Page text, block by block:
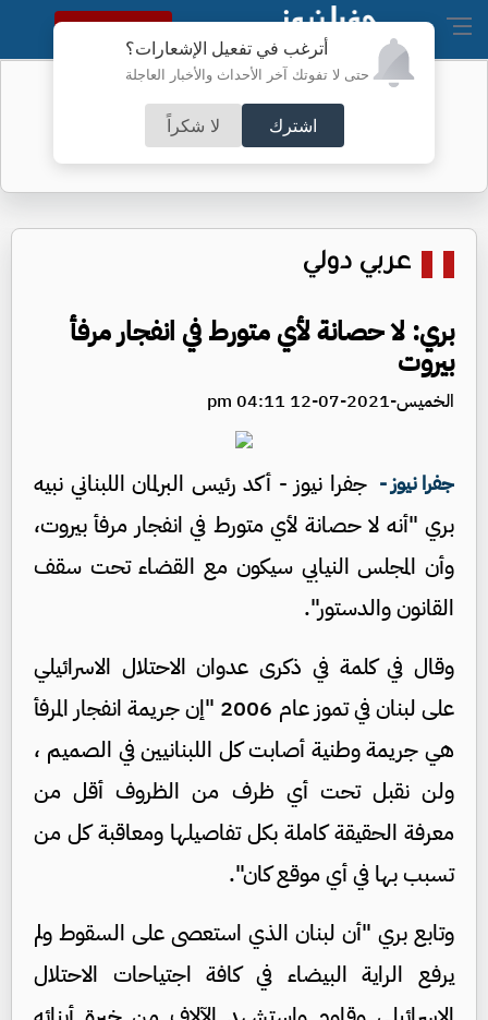
أترغب في تفعيل الإشعارات؟
حتى لا تفوتك آخر الأحداث والأخبار العاجلة
اشترك لا شكراً
النسخة الكاملة
عربي دولي
بري: لا حصانة لأي متورط في انفجار مرفأ
بيروت
الخميس-2021-07-12 04:11 pm
جفرا نيوز - جفرا نيوز - أكد رئيس البرلمان اللبناني نبيه
بري "أنه لا حصانة لأي متورط في انفجار مرفأ بيروت،
وأن المجلس النيابي سيكون مع القضاء تحت سقف
القانون والدستور".
وقال في كلمة في ذكرى عدوان الاحتلال الاسرائيلي
على لبنان في تموز عام 2006 "إن جريمة انفجار المرفأ
هي جريمة وطنية أصابت كل اللبنانيين في الصميم ،
ولن نقبل تحت أي ظرف من الظروف أقل من
معرفة الحقيقة كاملة بكل تفاصيلها ومعاقبة كل من
تسبب بها في أي موقع كان".
وتابع بري "أن لبنان الذي استعصى على السقوط ولم
يرفع الراية البيضاء في كافة اجتياحات الاحتلال